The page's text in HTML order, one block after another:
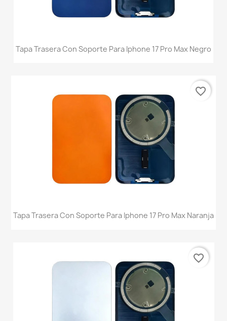
Tapa Trasera Con Soporte Para Iphone 17 Pro Max Negro
Tapa Trasera Con Soporte Para Iphone 17 Pro Max Naranja
favorite_border
favorite_border